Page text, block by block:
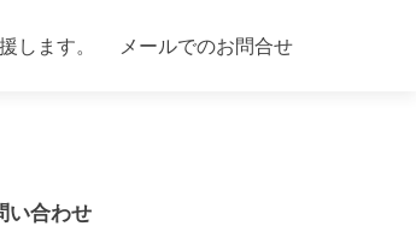
します。 メールでのお問合せ
い合わせ